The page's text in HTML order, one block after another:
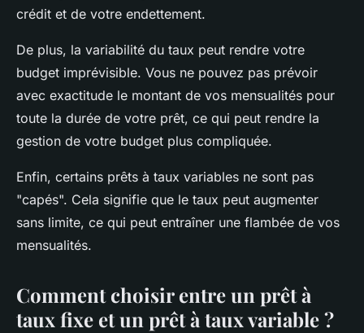
crédit et de votre endettement.
De plus, la variabilité du taux peut rendre votre
budget imprévisible. Vous ne pouvez pas prévoir
avec exactitude le montant de vos mensualités pour
toute la durée de votre prêt, ce qui peut rendre la
gestion de votre budget plus compliquée.
Enfin, certains prêts à taux variables ne sont pas
"capés". Cela signifie que le taux peut augmenter
sans limite, ce qui peut entraîner une flambée de vos
mensualités.
Comment choisir entre un prêt à
taux fixe et un prêt à taux variable ?